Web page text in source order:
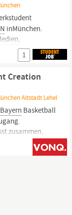
inMünchen.
einen
für Online,
1
Creation
Altstadt Lehel
Bayern Basketball
zusammen,